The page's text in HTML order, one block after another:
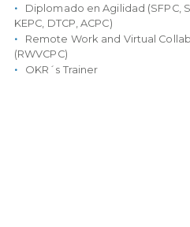
Diplomado en Agilidad (SFPC,
KEPC, DTCP, ACPC)
Remote Work and Virtual
(RWVCPC)
OKR´s Trainer